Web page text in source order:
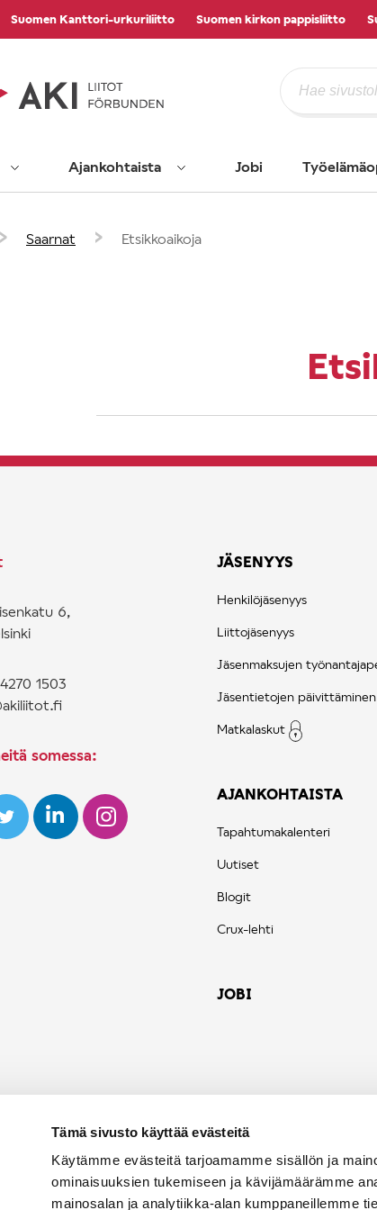
Tämä sivusto käyttää evästeitä
Käytämme evästeitä tarjoamamme sisällön ja
ominaisuuksien tukemiseen ja kävijämäärämme
mainosalan ja analytiikka-alan kumppaneillemme
Suomen Kanttori-urkuriliitto Suomen kirkon pappisliitto
Ajankohtaista Jobi
› Saarnat › Etsikkoaikoja
6,
1503
somessa:
JÄSENYYS
Henkilöjäsenyys
Liittojäsenyys
Jäsenmaksujen
Jäsentietojen päivittäminen
Matkalaskut
AJANKOHTAISTA
Tapahtumakalenteri
Uutiset
Blogit
Crux-lehti
JOBI